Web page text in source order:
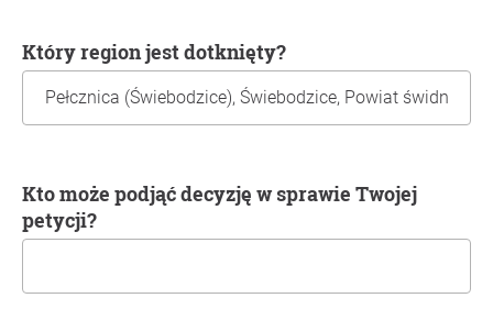
Który region jest dotknięty?
Kto może podjąć decyzję w sprawie Twojej
petycji?